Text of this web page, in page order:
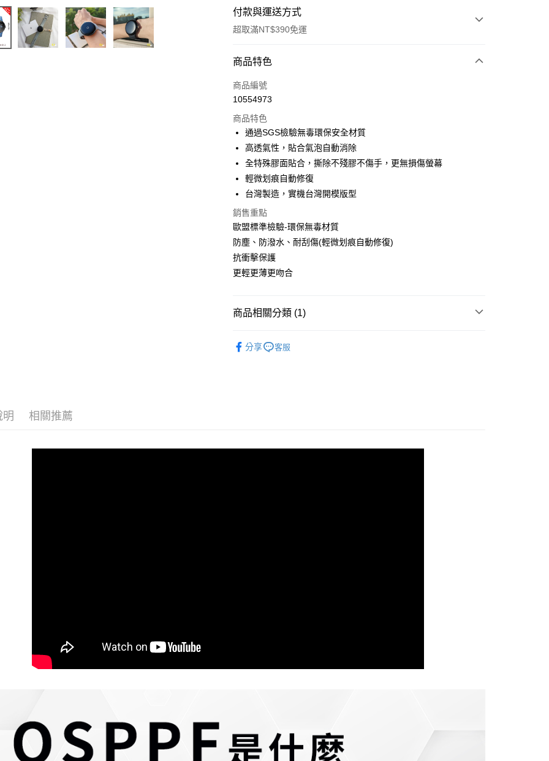
付款與運送方式
超取滿NT$390免運
付款方式
信用卡一次付款
LINE Pay
Apple Pay
街口支付
悠遊付
全盈+PAY
運送方式
商品特色
商品編號
10554973
商品特色
通過SGS檢驗無毒環保安全材質
高透氣性，貼合氣泡自動消除
全特殊膠面貼合，撕除不殘膠不傷手，更無損傷螢幕
輕微划痕自動修復
台灣製造，實機台灣開模版型
銷售重點
歐盟標準檢驗-環保無毒材質
防塵、防潑水、耐刮傷(輕微划痕自動修復)
抗衝擊保護
更輕更薄更吻合
商品相關分類 (1)
分享
客服
明 相關推薦